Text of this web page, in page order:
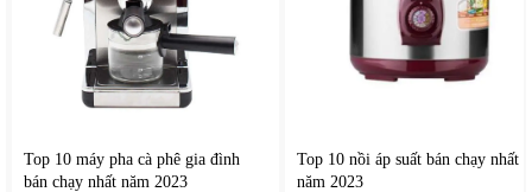
nắng gay gắt.
Vệ sinh bề mặt bằng khăn mềm, không dùng hóa chất
Khi không dùng trong thời gian dài, nên sạc pin khoảng
Top 10 máy pha cà phê gia đình
bán chạy nhất năm 2023
Top 10 nồi áp suất bán chạy nhất
năm 2023